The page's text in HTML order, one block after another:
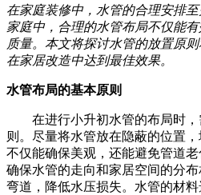
在家庭装修中，水管的合理安排
家庭中，合理的水管布局不仅能
质量。本文将探讨水管的放置原
在家居改造中达到最佳效果。
水管布局的基本原则
在进行小升初水管的布局时
则。尽量将水管放在隐蔽的位置
不仅能确保美观，还能避免管道
确保水管的走向和家居空间的分
弯道，降低水压损失。水管的材